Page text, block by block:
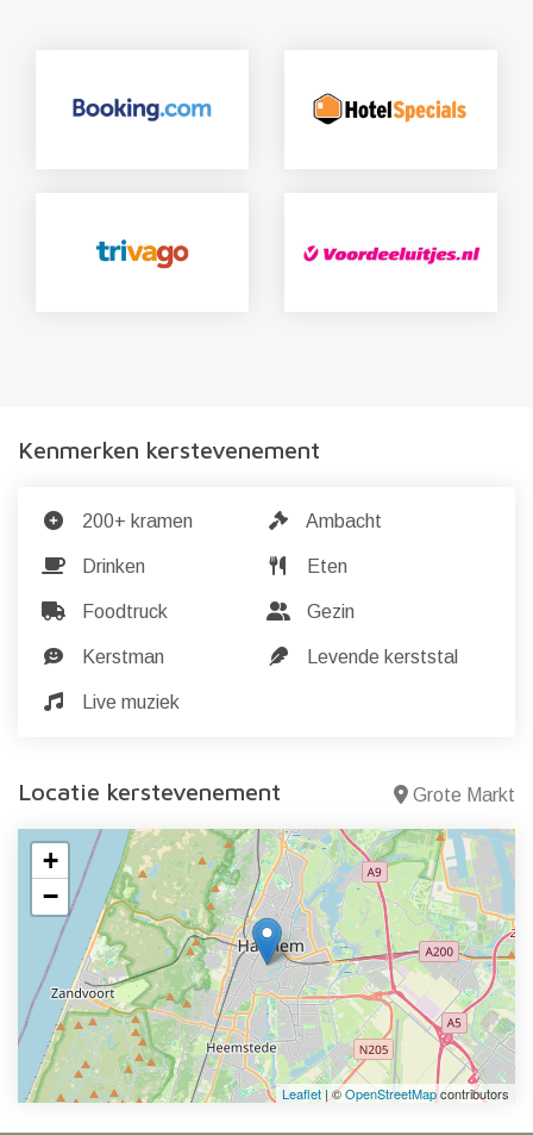
Kenmerken kerstevenement
200+ kramen Ambacht
Drinken Eten
Foodtruck Gezin
Kerstman Levende kerststal
Live muziek
Locatie kerstevenement Grote Markt
+
−
Leaflet | ©OpenStreetMapcontributors